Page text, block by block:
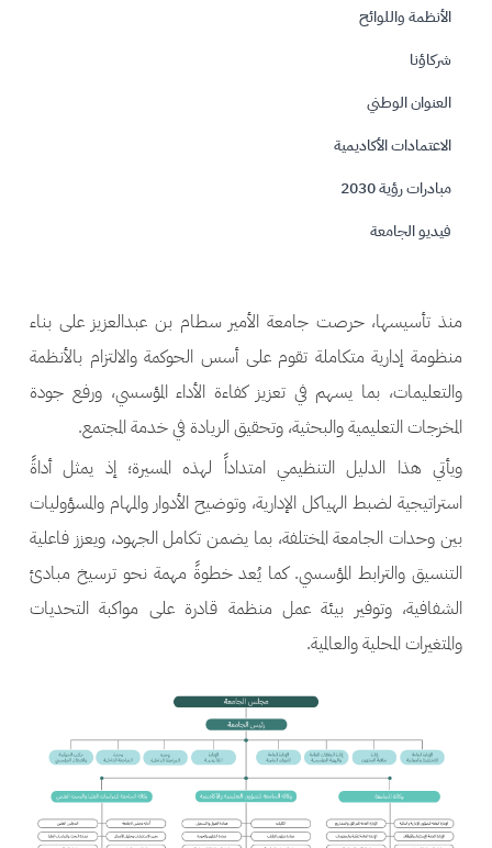
الأنظمة واللوائح
شركاؤنا
العنوان الوطني
الاعتمادات الأكاديمية
مبادرات رؤية 2030
فيديو الجامعة
منذ تأسيسها، حرصت جامعة الأمير سطام بن عبدالعزيز على بناء
منظومة إدارية متكاملة تقوم على أسس الحوكمة والالتزام بالأنظمة
والتعليمات، بما يسهم في تعزيز كفاءة الأداء المؤسسي، ورفع جودة
المخرجات التعليمية والبحثية، وتحقيق الريادة في خدمة المجتمع.
ويأتي هذا الدليل التنظيمي امتداداً لهذه المسيرة؛ إذ يمثل أداةً
استراتيجية لضبط الهياكل الإدارية، وتوضيح الأدوار والمهام والمسؤوليات
بين وحدات الجامعة المختلفة، بما يضمن تكامل الجهود، ويعزز فاعلية
التنسيق والترابط المؤسسي. كما يُعد خطوةً مهمة نحو ترسيخ مبادئ
الشفافية، وتوفير بيئة عمل منظمة قادرة على مواكبة التحديات
والمتغيرات المحلية والعالمية.